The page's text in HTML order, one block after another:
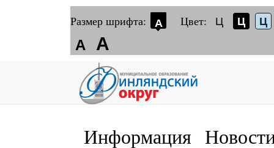
Размер шрифта: А
А А
Цвет: Ц Ц Ц
Информация